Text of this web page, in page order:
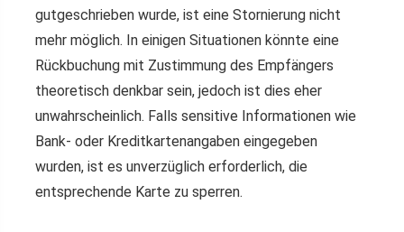
gutgeschrieben wurde, ist eine Stornierung nicht
mehr möglich. In einigen Situationen könnte eine
Rückbuchung mit Zustimmung des Empfängers
theoretisch denkbar sein, jedoch ist dies eher
unwahrscheinlich. Falls sensitive Informationen wie
Bank- oder Kreditkartenangaben eingegeben
wurden, ist es unverzüglich erforderlich, die
entsprechende Karte zu sperren.